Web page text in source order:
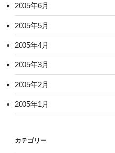
2005年6月
2005年5月
2005年4月
2005年3月
2005年2月
2005年1月
カテゴリー